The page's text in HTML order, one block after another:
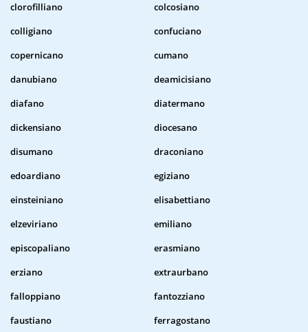
clorofilliano
colcosiano
colligiano
confuciano
copernicano
cumano
danubiano
deamicisiano
diafano
diatermano
dickensiano
diocesano
disumano
draconiano
edoardiano
egiziano
einsteiniano
elisabettiano
elzeviriano
emiliano
episcopaliano
erasmiano
erziano
extraurbano
falloppiano
fantozziano
faustiano
ferragostano